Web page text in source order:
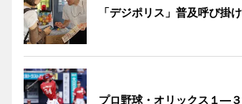
「デジポリス」普及呼び掛け
プロ野球・オリックス１―